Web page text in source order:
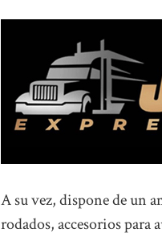
A su vez, dispone de un
rodados, accesorios para